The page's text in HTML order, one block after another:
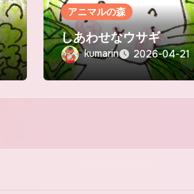
アニマルの森
しあわせなウサギ
kumarin 2026-04-21